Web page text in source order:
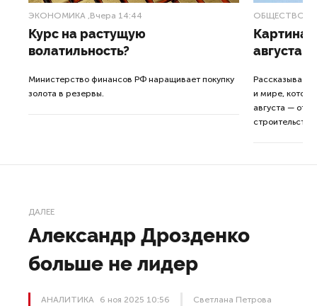
ЭКОНОМИКА ,Вчера 14:44
Курс на растущую
волатильность?
Министерство финансов РФ наращивает покупку
золота в резервы.
ОБЩЕСТВО
Картина
августа
Рассказываем
и мире,
августа — от
ДАЛЕЕ
Александр Дрозденко
больше не лидер
АНАЛИТИКА 6 ноя 2025 10:56 Светлана Петрова